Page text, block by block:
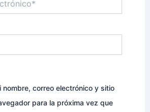
nombre, correo electrónico y sitio
para la próxima vez que